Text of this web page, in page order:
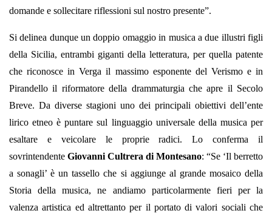
domande e sollecitare riflessioni sul nostro presente”.
Si delinea dunque un doppio omaggio in musica a due illustri figli
della Sicilia, entrambi giganti della letteratura, per quella patente
che riconosce in Verga il massimo esponente del Verismo e in
Pirandello il riformatore della drammaturgia che apre il Secolo
Breve. Da diverse stagioni uno dei principali obiettivi dell’ente
lirico etneo è puntare sul linguaggio universale della musica per
esaltare e veicolare le proprie radici. Lo conferma il
sovrintendente Giovanni Cultrera di Montesano: “Se ‘Il berretto
a sonagli’ è un tassello che si aggiunge al grande mosaico della
Storia della musica, ne andiamo particolarmente fieri per la
valenza artistica ed altrettanto per il portato di valori sociali che